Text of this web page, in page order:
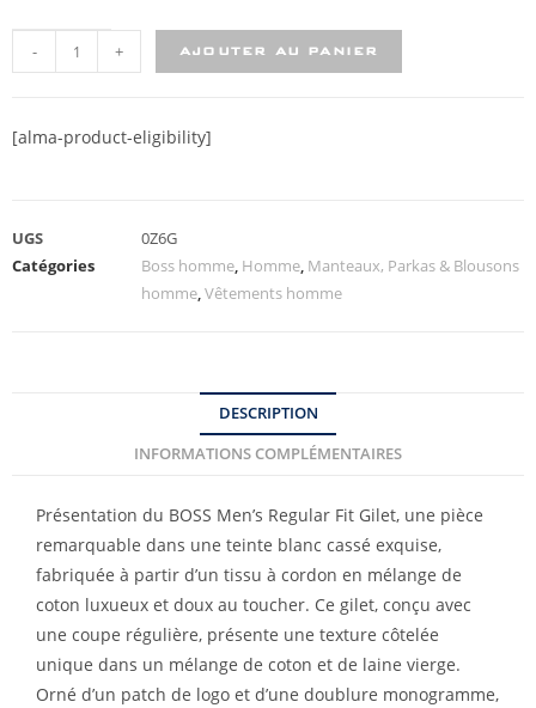
- + AJOUTER AU PANIER
[alma-product-eligibility]
UGS
0Z6G
Catégories
Boss homme, Homme, Manteaux, Parkas & Blousons
homme,Vêtements homme
DESCRIPTION
INFORMATIONS COMPLÉMENTAIRES
Présentation du BOSS Men’s Regular Fit Gilet, une pièce
remarquable dans une teinte blanc cassé exquise,
fabriquée à partir d’un tissu à cordon en mélange de
coton luxueux et doux au toucher. Ce gilet, conçu avec
une coupe régulière, présente une texture côtelée
unique dans un mélange de coton et de laine vierge.
Orné d’un patch de logo et d’une doublure monogramme,